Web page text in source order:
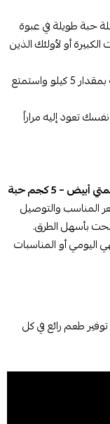
حبة طويلة في عبوة
الكبيرة أو لأولئك الذين
تفضل بتجربة ارز بسمتي ابيض العائلة حبة طويلة بمقدار 5 كيلو واستمتع
تعود إليه مراراً
أرز العائلة بسمتي أبيض – 5 كجم حبة
المناسب والتوصيل
بأسهل الطرق.
أو المناسبات
طعم رائع في كل